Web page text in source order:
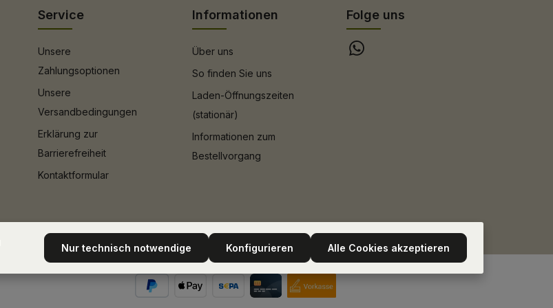
Service
Unsere
Zahlungsoptionen
Unsere
Versandbedingungen
Erklärung zur
Barrierefreiheit
Kontaktformular
Informationen
Über uns
So finden Sie uns
Laden-Öffnungszeiten
(stationär)
Informationen zum
Bestellvorgang
Folge uns
Nur technisch notwendige Konfigurieren Alle Cookies akzeptieren